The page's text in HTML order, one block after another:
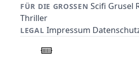
FÜR DIE GROSSEN Scifi Grusel
Thriller
LEGAL Impressum